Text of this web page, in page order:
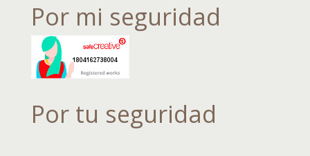
Por mi seguridad
Por tu seguridad